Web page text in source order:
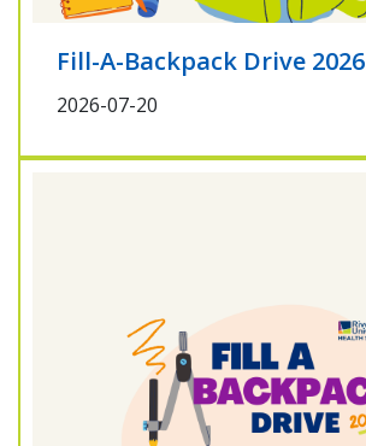
Fill-A-Backpack Drive 2026
2026-07-20